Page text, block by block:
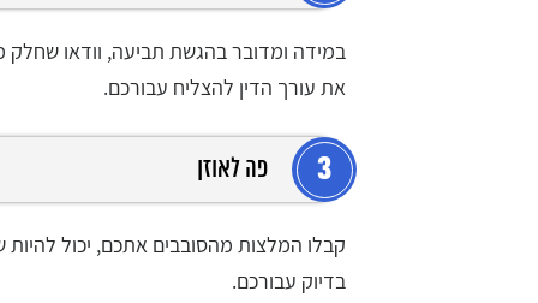
במידה ומדובר בהגשת תביעה, וודאו
את עורך הדין להצליח עבורכם.
3 פה לאוזן
קבלו המלצות מהסובבים אתכם, יכול להיות
בדיוק עבורכם.